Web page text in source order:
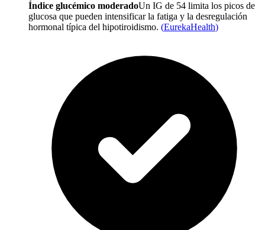
Índice glucémico moderadoUn IG de 54 limita los picos de
glucosa que pueden intensificar la fatiga y la desregulación
hormonal típica del hipotiroidismo. (EurekaHealth)